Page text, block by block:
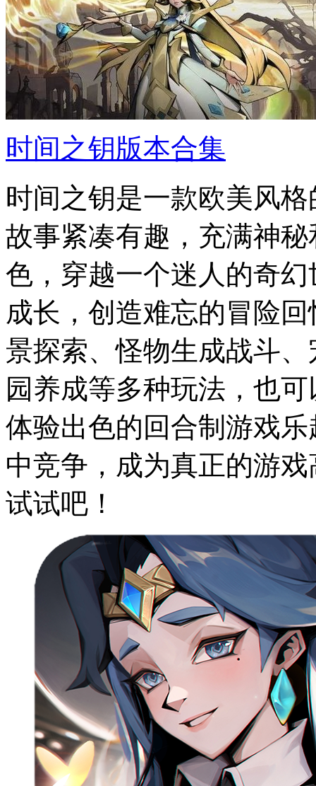
时间之钥版本合集
时间之钥是一款欧美风
故事紧凑有趣，充满神
色，穿越一个迷人的奇
成长，创造难忘的冒险
景探索、怪物生成战斗
园养成等多种玩法，也
体验出色的回合制游戏
中竞争，成为真正的游
试试吧！